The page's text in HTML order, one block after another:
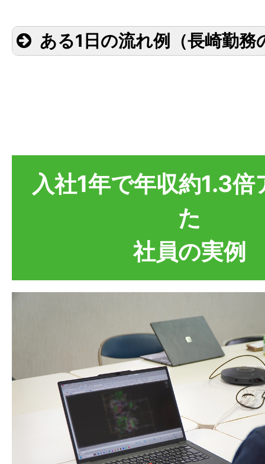
ある1日の流れ例（長崎勤務
認し、設計の進捗や現
ケジュールを調整。
10:00
3D CADでの設計業務
「Rebro（レブロ）」
管のモデリングを行
面を組み立てることで
いルートになってい
検討する。
12:00 ランチ・休憩
現地調査 図面作成に
集めるため、実際に現
入社1年で年収約1.3倍
た
社員の実例